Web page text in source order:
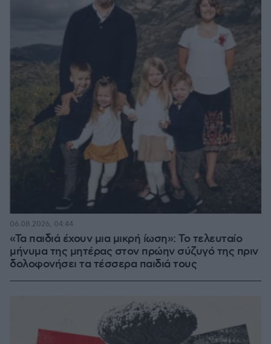
«Τα παιδιά έχουν μια μικρή ίωση»: Το τελευταίο
μήνυμα της μητέρας στον πρώην σύζυγό της πριν
δολοφονήσει τα τέσσερα παιδιά τους
06.08.2026, 04:44